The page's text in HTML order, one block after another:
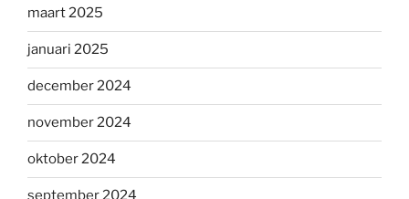
maart 2025
januari 2025
december 2024
november 2024
oktober 2024
september 2024